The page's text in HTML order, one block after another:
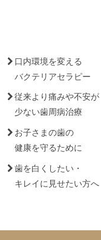
口内環境を変える
バクテリアセラピー
従来より痛みや不安が
少ない歯周病治療
お子さまの歯の
健康を守るために
歯を白くしたい・
キレイに見せたい方へ